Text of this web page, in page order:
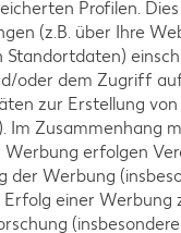
mit
mit
mit
Profilen.
(z.B. über Ihre
Standortdaten)
oder dem Zugriff
zur Erstellung
Im Zusammenhang
Werbung erfolgen
der Werbung
Erfolg einer Werbung